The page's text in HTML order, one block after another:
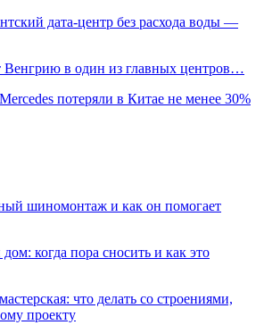
дата-центр без расхода воды —
Венгрию в один из главных центров…
потеряли в Китае не менее 30%
шиномонтаж и как он помогает
когда пора сносить и как это
что делать со строениями,
проекту